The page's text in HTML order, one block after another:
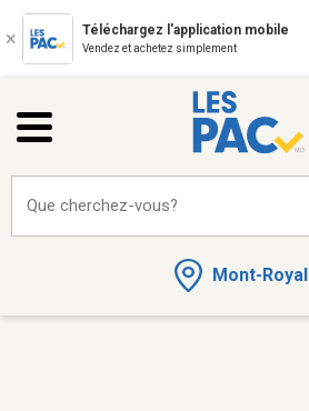
Téléchargez l'application mobile
Vendez et achetez simplement
Mont-Royal
Que cherchez-vous?